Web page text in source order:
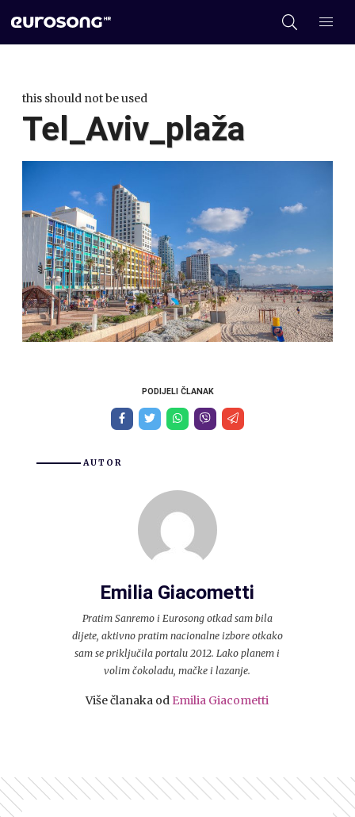
this should not be used
Tel_Aviv_plaža
PODIJELI ČLANAK
AUTOR
Emilia Giacometti
Pratim Sanremo i Eurosong otkad sam bila
dijete, aktivno pratim nacionalne izbore otkako
sam se priključila portalu 2012. Lako planem i
volim čokoladu, mačke i lazanje.
Više članaka od Emilia Giacometti